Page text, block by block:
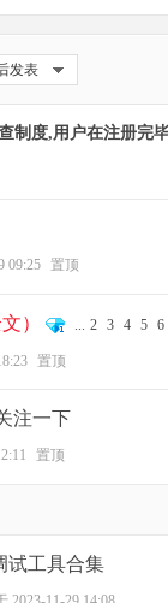
发表
制度,用户在注册完
09:25 置顶
） ... 2 3 4 5 6
置顶
注一下
置顶
试工具合集